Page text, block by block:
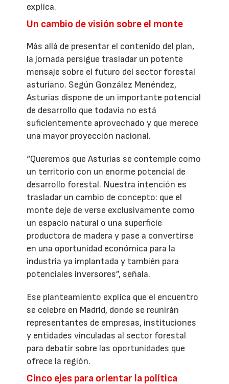
explica.
Un cambio de visión sobre el monte
Más allá de presentar el contenido del plan,
la jornada persigue trasladar un potente
mensaje sobre el futuro del sector forestal
asturiano. Según González Menéndez,
Asturias dispone de un importante potencial
de desarrollo que todavía no está
suficientemente aprovechado y que merece
una mayor proyección nacional.
“Queremos que Asturias se contemple como
un territorio con un enorme potencial de
desarrollo forestal. Nuestra intención es
trasladar un cambio de concepto: que el
monte deje de verse exclusivamente como
un espacio natural o una superficie
productora de madera y pase a convertirse
en una oportunidad económica para la
industria ya implantada y también para
potenciales inversores”, señala.
Ese planteamiento explica que el encuentro
se celebre en Madrid, donde se reunirán
representantes de empresas, instituciones
y entidades vinculadas al sector forestal
para debatir sobre las oportunidades que
ofrece la región.
Cinco ejes para orientar la política